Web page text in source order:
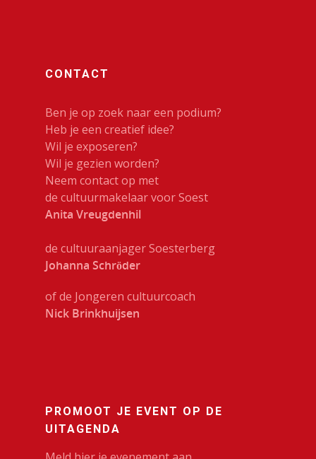
CONTACT
Ben je op zoek naar een podium?
Heb je een creatief idee?
Wil je exposeren?
Wil je gezien worden?
Neem contact op met
de cultuurmakelaar voor Soest
Anita Vreugdenhil
de cultuuraanjager Soesterberg
Johanna Schröder
of de Jongeren cultuurcoach
Nick Brinkhuijsen
PROMOOT JE EVENT OP DE
UITAGENDA